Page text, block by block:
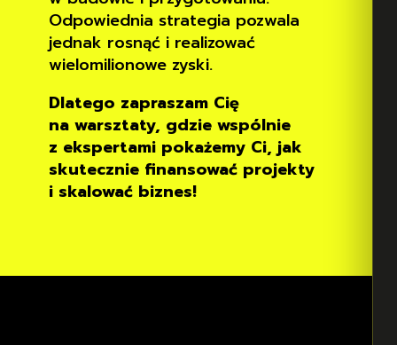
Odpowiednia strategia pozwala
jednak rosnąć i realizować
wielomilionowe zyski.
Dlatego zapraszam Cię
na warsztaty, gdzie wspólnie
z ekspertami pokażemy Ci, jak
skutecznie finansować projekty
i skalować biznes!